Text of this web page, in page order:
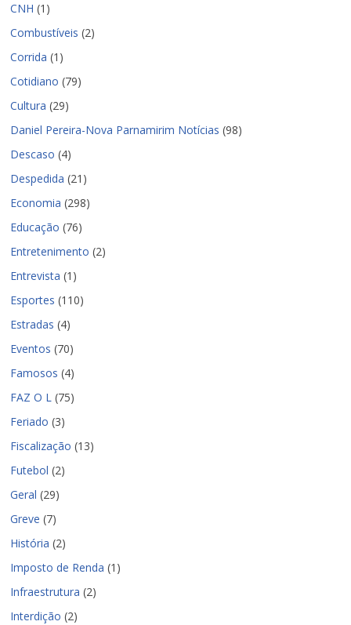
CNH (1)
Combustíveis (2)
Corrida (1)
Cotidiano (79)
Cultura (29)
Daniel Pereira-Nova Parnamirim Notícias (98)
Descaso (4)
Despedida (21)
Economia (298)
Educação (76)
Entretenimento (2)
Entrevista (1)
Esportes (110)
Estradas (4)
Eventos (70)
Famosos (4)
FAZ O L (75)
Feriado (3)
Fiscalização (13)
Futebol (2)
Geral (29)
Greve (7)
História (2)
Imposto de Renda (1)
Infraestrutura (2)
Interdição (2)